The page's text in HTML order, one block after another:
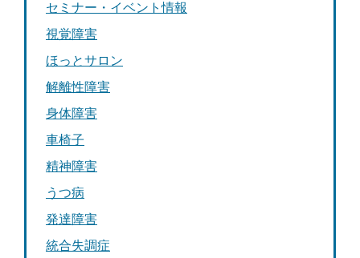
セミナー・イベント情報
視覚障害
ほっとサロン
解離性障害
身体障害
車椅子
精神障害
うつ病
発達障害
統合失調症